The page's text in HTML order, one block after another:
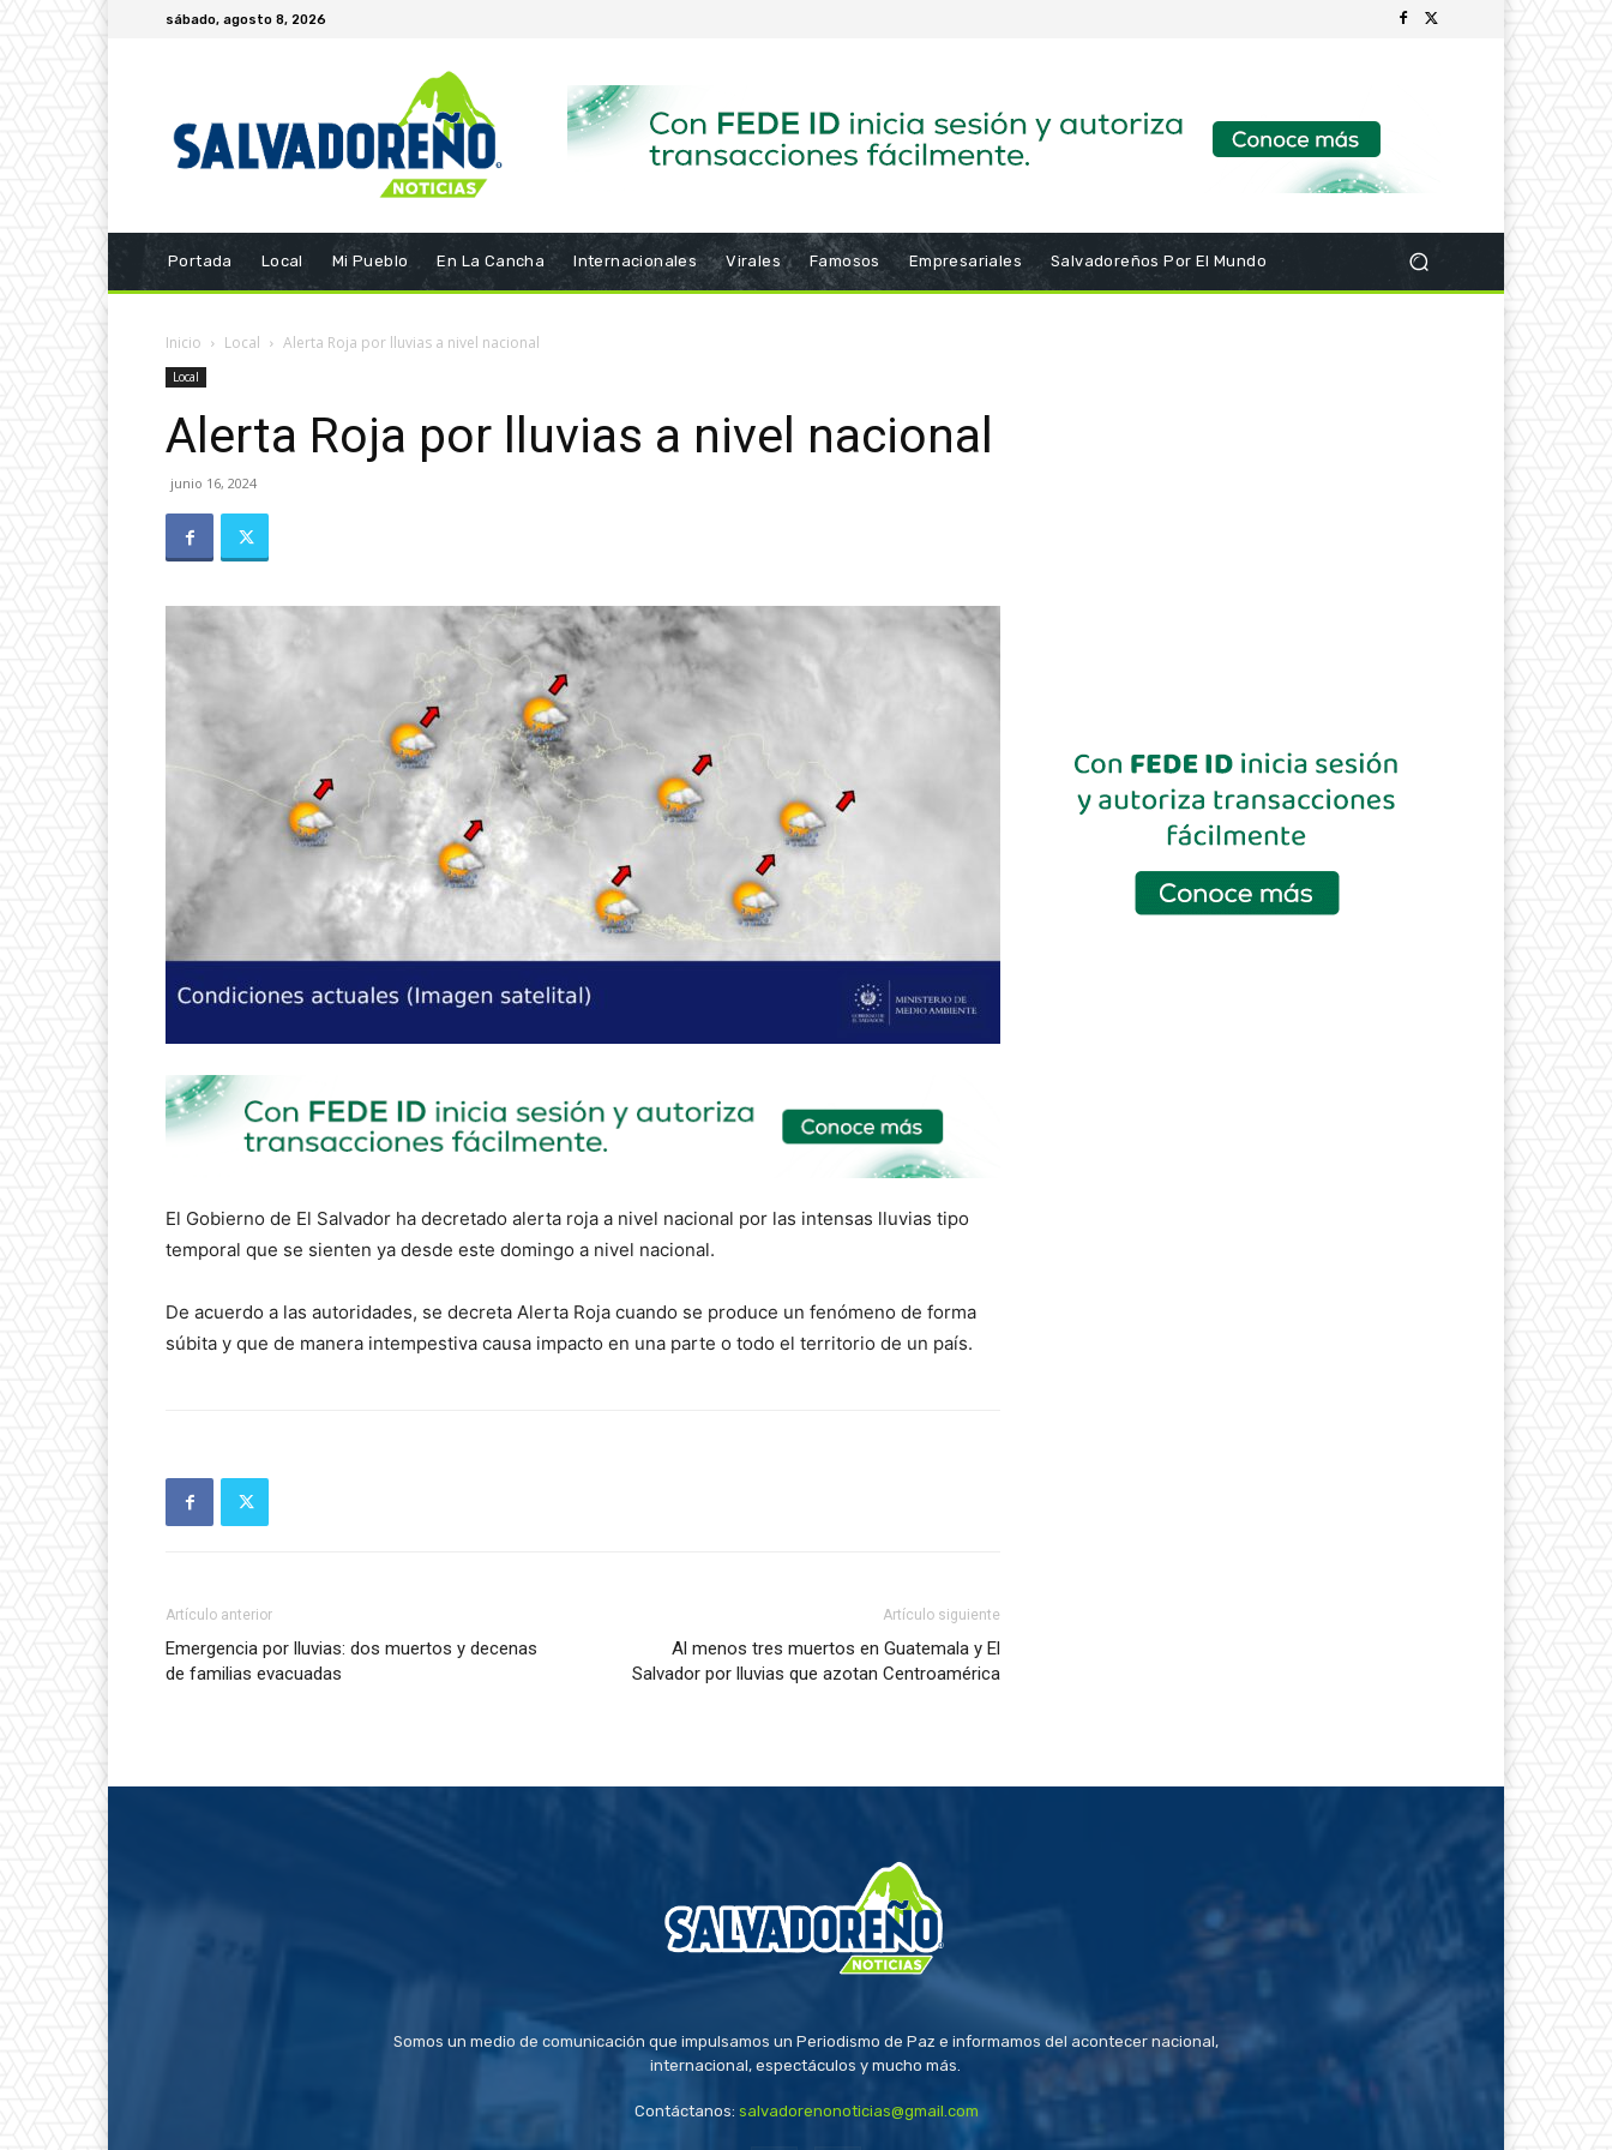
sábado, agosto 8, 2026
Portada Local Mi Pueblo En La Cancha Internacionales Virales Famosos Empresariales Salvadoreños Por El Mundo
Inicio Local Alerta Roja por lluvias a nivel nacional
Local
Alerta Roja por lluvias a nivel nacional
junio 16, 2024
El Gobierno de El Salvador ha decretado alerta roja a nivel nacional por las intensas lluvias tipo
temporal que se sienten ya desde este domingo a nivel nacional.
De acuerdo a las autoridades, se decreta Alerta Roja cuando se produce un fenómeno de forma
súbita y que de manera intempestiva causa impacto en una parte o todo el territorio de un país.
Artículo anterior
Emergencia por lluvias: dos muertos y decenas
de familias evacuadas
Artículo siguiente
Al menos tres muertos en Guatemala y El
Salvador por lluvias que azotan Centroamérica
Somos un medio de comunicación que impulsamos un Periodismo de Paz e informamos del acontecer nacional,
internacional, espectáculos y mucho más.
Contáctanos: salvadorenonoticias@gmail.com